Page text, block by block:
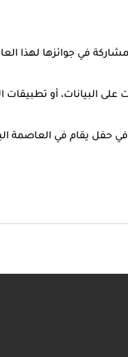
في جوائزها لهذا
البيانات، أو تطبيقات
في حفل يقام في العاصمة